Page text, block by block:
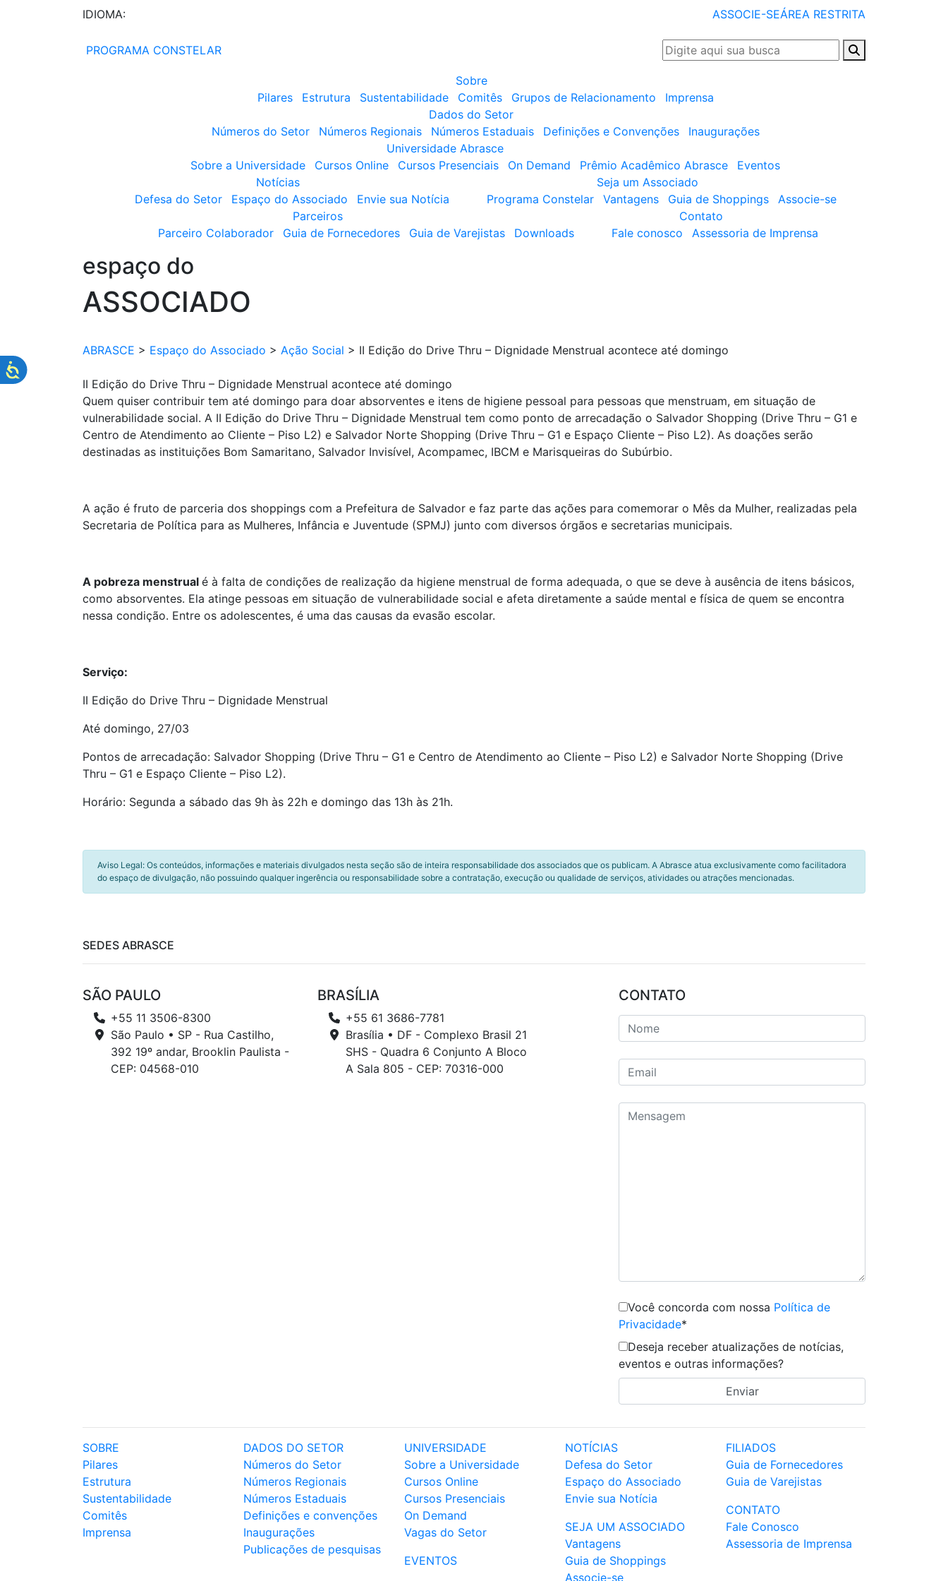
IDIOMA: ASSOCIE-SEÁREA RESTRITA
PROGRAMA CONSTELAR
Sobre
Pilares
Estrutura Sustentabilidade Comitês Grupos de Relacionamento
Imprensa
Dados do Setor
Números do Setor
Números Regionais Números Estaduais Definições e Convenções
Inaugurações
Universidade Abrasce
Sobre a Universidade
Cursos Online Cursos Presenciais On Demand Prêmio Acadêmico Abrasce
Eventos
Notícias
Defesa do Setor
Espaço do Associado Envie sua Notícia
Seja um Associado
Programa Constelar
Vantagens Guia de Shoppings
Associe-se
Parceiros
Parceiro Colaborador
Guia de Fornecedores Guia de Varejistas Downloads
Contato
Fale conosco
Assessoria de Imprensa
espaço do
ASSOCIADO
ABRASCE > Espaço do Associado > Ação Social > II Edição do Drive Thru – Dignidade Menstrual acontece até domingo
II Edição do Drive Thru – Dignidade Menstrual acontece até domingo
Quem quiser contribuir tem até domingo para doar absorventes e itens de higiene pessoal para pessoas que menstruam, em situação de
vulnerabilidade social. A II Edição do Drive Thru – Dignidade Menstrual tem como ponto de arrecadação o Salvador Shopping (Drive Thru – G1 e
Centro de Atendimento ao Cliente – Piso L2) e Salvador Norte Shopping (Drive Thru – G1 e Espaço Cliente – Piso L2). As doações serão
destinadas as instituições Bom Samaritano, Salvador Invisível, Acompamec, IBCM e Marisqueiras do Subúrbio.
A ação é fruto de parceria dos shoppings com a Prefeitura de Salvador e faz parte das ações para comemorar o Mês da Mulher, realizadas pela
Secretaria de Política para as Mulheres, Infância e Juventude (SPMJ) junto com diversos órgãos e secretarias municipais.
A pobreza menstrual é à falta de condições de realização da higiene menstrual de forma adequada, o que se deve à ausência de itens básicos,
como absorventes. Ela atinge pessoas em situação de vulnerabilidade social e afeta diretamente a saúde mental e física de quem se encontra
nessa condição. Entre os adolescentes, é uma das causas da evasão escolar.
Serviço:
II Edição do Drive Thru – Dignidade Menstrual
Até domingo, 27/03
Pontos de arrecadação: Salvador Shopping (Drive Thru – G1 e Centro de Atendimento ao Cliente – Piso L2) e Salvador Norte Shopping (Drive
Thru – G1 e Espaço Cliente – Piso L2).
Horário: Segunda a sábado das 9h às 22h e domingo das 13h às 21h.
Aviso Legal: Os conteúdos, informações e materiais divulgados nesta seção são de inteira responsabilidade dos associados que os publicam. A Abrasce atua exclusivamente como facilitadora
do espaço de divulgação, não possuindo qualquer ingerência ou responsabilidade sobre a contratação, execução ou qualidade de serviços, atividades ou atrações mencionadas.
SEDES ABRASCE
SÃO PAULO
+55 11 3506-8300
São Paulo • SP - Rua Castilho,
392 19º andar, Brooklin Paulista -
CEP: 04568-010
BRASÍLIA
+55 61 3686-7781
Brasília • DF - Complexo Brasil 21
SHS - Quadra 6 Conjunto A Bloco
A Sala 805 - CEP: 70316-000
CONTATO
Você concorda com nossa Política de
Privacidade*
Deseja receber atualizações de notícias,
eventos e outras informações?
SOBRE
Pilares
Estrutura
Sustentabilidade
Comitês
Imprensa
DADOS DO SETOR
Números do Setor
Números Regionais
Números Estaduais
Definições e convenções
Inaugurações
Publicações de pesquisas
UNIVERSIDADE
Sobre a Universidade
Cursos Online
Cursos Presenciais
On Demand
Vagas do Setor
EVENTOS
NOTÍCIAS
Defesa do Setor
Espaço do Associado
Envie sua Notícia
SEJA UM ASSOCIADO
Vantagens
Guia de Shoppings
Associe-se
FILIADOS
Guia de Fornecedores
Guia de Varejistas
CONTATO
Fale Conosco
Assessoria de Imprensa